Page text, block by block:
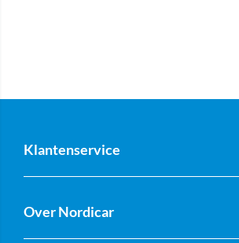
Klantenservice
Over Nordicar